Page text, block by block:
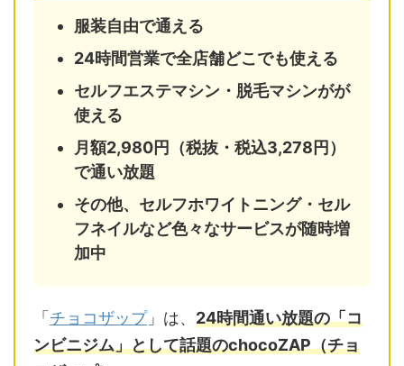
服装自由で通える
24時間営業で全店舗どこでも使える
セルフエステマシン・脱毛マシンがが
使える
月額2,980円（税抜・税込3,278円）
で通い放題
その他、セルフホワイトニング・セル
フネイルなど色々なサービスが随時増
加中
「 チョコザップ」は、 24時間通い放題の「コ
ンビニジム」として話題のchocoZAP（チョ